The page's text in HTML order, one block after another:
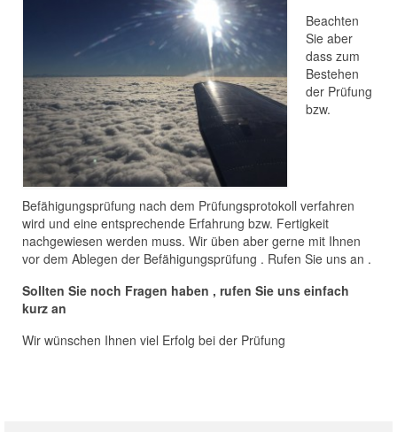
Beachten
Sie aber
dass zum
Bestehen
der Prüfung
bzw.
Befähigungsprüfung nach dem Prüfungsprotokoll verfahren
wird und eine entsprechende Erfahrung bzw. Fertigkeit
nachgewiesen werden muss. Wir üben aber gerne mit Ihnen
vor dem Ablegen der Befähigungsprüfung . Rufen Sie uns an .
Sollten Sie noch Fragen haben , rufen Sie uns einfach
kurz an
Wir wünschen Ihnen viel Erfolg bei der Prüfung